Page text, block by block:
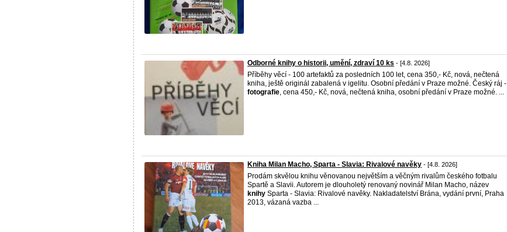
Odborné knihy o historii, umění, zdraví 10 ks - [4.8. 2026]
Příběhy věcí - 100 artefaktů za posledních 100 let, cena 350,- Kč, nová, nečtená
kniha, ještě originál zabalená v igelitu. Osobní předání v Praze možné. Český ráj -
fotografie, cena 450,- Kč, nová, nečtená kniha, osobní předání v Praze možné. ...
Kniha Milan Macho, Sparta - Slavia: Rivalové navěky - [4.8. 2026]
Prodám skvělou knihu věnovanou největším a věčným rivalům českého fotbalu
Spartě a Slavii. Autorem je dlouholetý renovaný novinář Milan Macho, název
knihy Sparta - Slavia: Rivalové navěky. Nakladatelství Brána, vydání první, Praha
2013, vázaná vazba ...